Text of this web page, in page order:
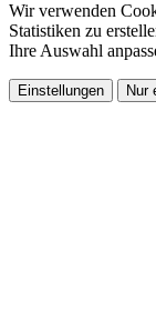
Wir verwenden
Statistiken zu
Ihre Auswahl
Einstellungen Nur